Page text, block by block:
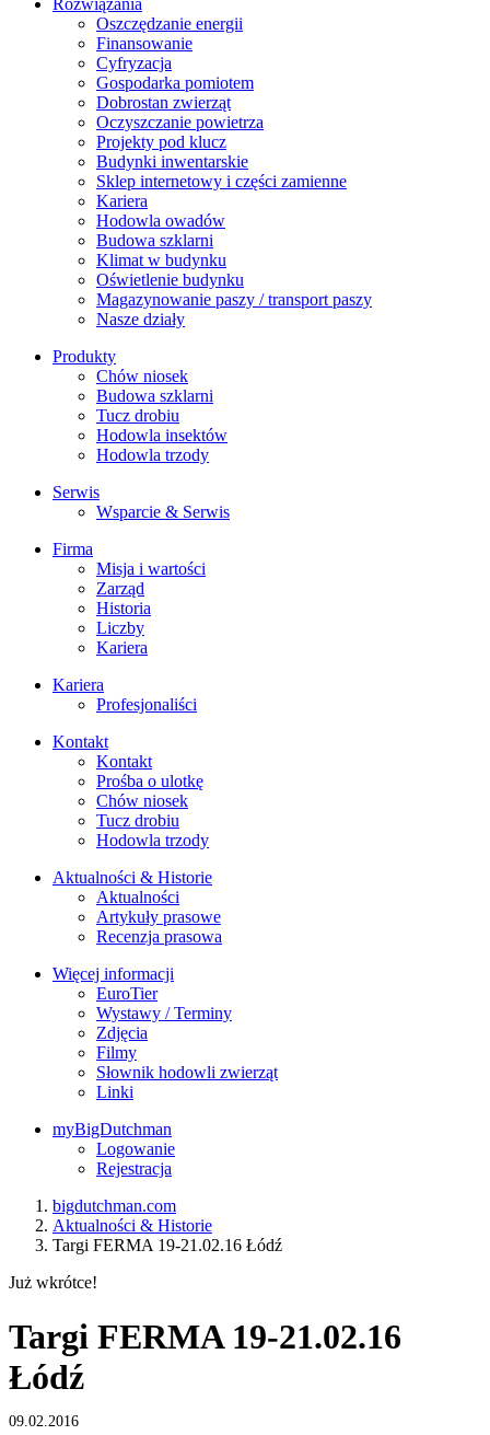
Rozwiązania
​Oszczędzanie energii
Finansowanie
Cyfryzacja
Gospodarka pomiotem
Dobrostan zwierząt
Oczyszczanie powietrza
Projekty pod klucz
Budynki inwentarskie
Sklep internetowy i części zamienne
Kariera
Hodowla owadów
Budowa szklarni
Klimat w budynku
Oświetlenie budynku
Magazynowanie paszy / transport paszy
Nasze działy
Produkty
Chów niosek
Budowa szklarni
Tucz drobiu
Hodowla insektów
Hodowla trzody
Serwis
Wsparcie & Serwis
Firma
Misja i wartości
Zarząd
Historia
Liczby
Kariera
Kariera
Profesjonaliści
Kontakt
Kontakt
Prośba o ulotkę
Chów niosek
Tucz drobiu
Hodowla trzody
Aktualności & Historie
Aktualności
Artykuły prasowe
Recenzja prasowa
Więcej informacji
EuroTier
Wystawy / Terminy
Zdjęcia
Filmy
Słownik hodowli zwierząt
Linki
myBigDutchman
Logowanie
Rejestracja
bigdutchman.com
Aktualności & Historie
Targi FERMA 19-21.02.16 Łódź
Już wkrótce!
Targi FERMA 19-21.02.16
Łódź
09.02.2016